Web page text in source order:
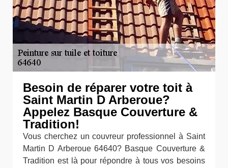
Besoin de réparer votre toit à
Saint Martin D Arberoue?
Appelez Basque Couverture &
Tradition!
Vous cherchez un couvreur professionnel à Saint
Martin D Arberoue 64640? Basque Couverture &
Tradition est là pour répondre à tous vos besoins